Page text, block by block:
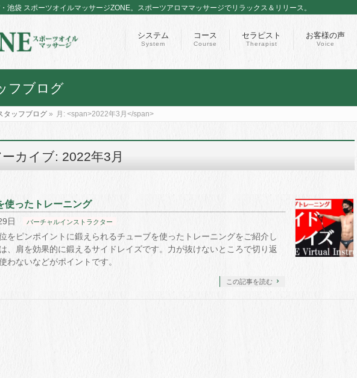
池袋 スポーツオイルマッサージZONE。スポーツアロママッサージでリラックス＆リリース。
システム
System
コース
Course
セラピスト
Therapist
お客様の声
Voice
フブログ
タッフブログ » 月: <span>2022年3月</span>
ーカイブ: 2022年3月
使ったトレーニング
日 バーチャルインストラクター
をピンポイントに鍛えられるチューブを使ったトレーニングをご紹介し
、肩を効果的に鍛えるサイドレイズです。力が抜けないところで切り返
わないなどがポイントです。
この記事を読む